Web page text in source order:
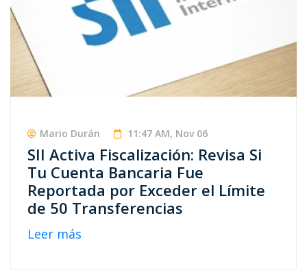
Mario Durán 11:47 AM, Nov 06
SII Activa Fiscalización: Revisa Si
Tu Cuenta Bancaria Fue
Reportada por Exceder el Límite
de 50 Transferencias
Leer más